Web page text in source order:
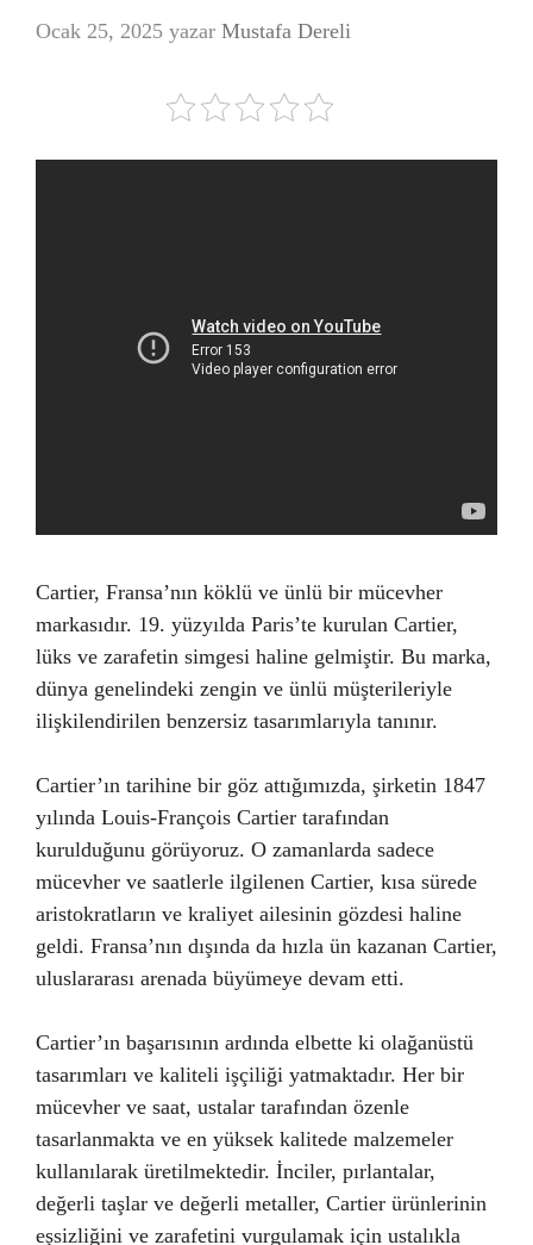
Ocak 25, 2025 yazar Mustafa Dereli
Cartier, Fransa’nın köklü ve ünlü bir mücevher
markasıdır. 19. yüzyılda Paris’te kurulan Cartier,
lüks ve zarafetin simgesi haline gelmiştir. Bu marka,
dünya genelindeki zengin ve ünlü müşterileriyle
ilişkilendirilen benzersiz tasarımlarıyla tanınır.
Cartier’ın tarihine bir göz attığımızda, şirketin 1847
yılında Louis-François Cartier tarafından
kurulduğunu görüyoruz. O zamanlarda sadece
mücevher ve saatlerle ilgilenen Cartier, kısa sürede
aristokratların ve kraliyet ailesinin gözdesi haline
geldi. Fransa’nın dışında da hızla ün kazanan Cartier,
uluslararası arenada büyümeye devam etti.
Cartier’ın başarısının ardında elbette ki olağanüstü
tasarımları ve kaliteli işçiliği yatmaktadır. Her bir
mücevher ve saat, ustalar tarafından özenle
tasarlanmakta ve en yüksek kalitede malzemeler
kullanılarak üretilmektedir. İnciler, pırlantalar,
değerli taşlar ve değerli metaller, Cartier ürünlerinin
eşsizliğini ve zarafetini vurgulamak için ustalıkla